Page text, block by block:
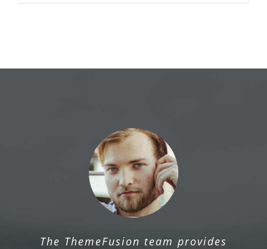
The ThemeFusion team provides